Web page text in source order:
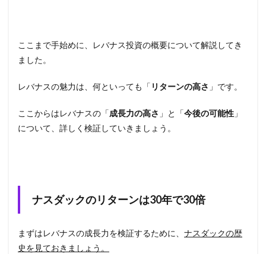
ここまで手始めに、レバナス投資の概要について解説してき
ました。
レバナスの魅力は、何といっても「 リターンの高さ 」です。
ここからはレバナスの「成長力の高さ 」と「今後の可能性 」
について、詳しく検証していきましょう。
ナスダックのリターンは30年で30倍
まずはレバナスの成長力を検証するために、 ナスダックの歴
史を見ておきましょう。